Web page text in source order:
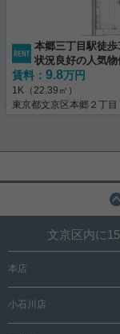
本郷三丁目駅徒
状況良好の人気物
賃料： 9.8万円
1K（22.39㎡）
東京都文京区本郷２丁目
文京区内に
本店
小石川店